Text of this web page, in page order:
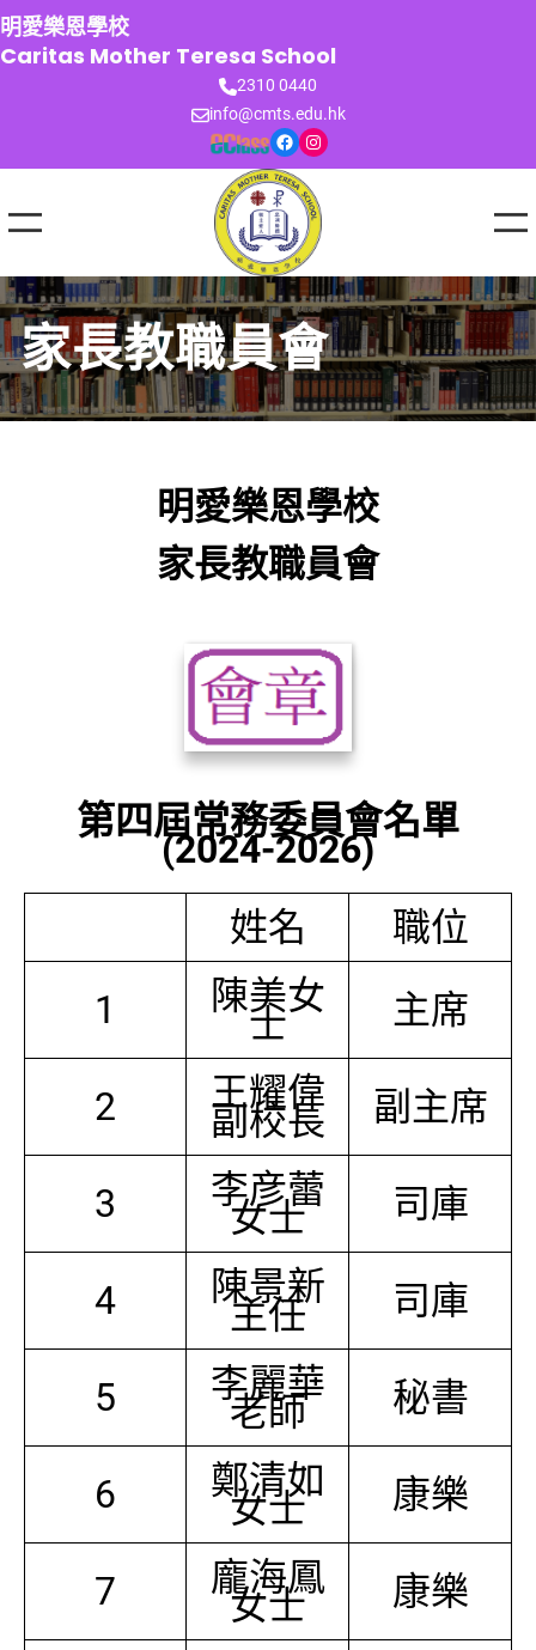
跳
至
主
明愛樂恩學校
Caritas Mother Teresa School
2310 0440
info@cmts.edu.hk
Facebook Instagram
家長教職員會
明愛樂恩學校
家長教職員會
第四屆常務委員會名單
(2024-2026)
姓名
職位
1
陳美女
士 主席
2 王耀偉
副校長 副主席
3 李彦蕾
女士 司庫
4 陳景新
主任 司庫
5 李麗華
老師 秘書
6 鄭清如
女士 康樂
7 龐海鳳
女士 康樂